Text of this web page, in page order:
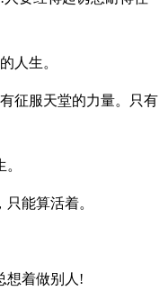
人生。
征服天堂的力量。只有
能算活着。
想着做别人!